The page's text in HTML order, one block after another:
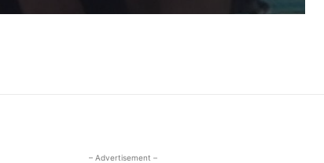
– Advertisement –